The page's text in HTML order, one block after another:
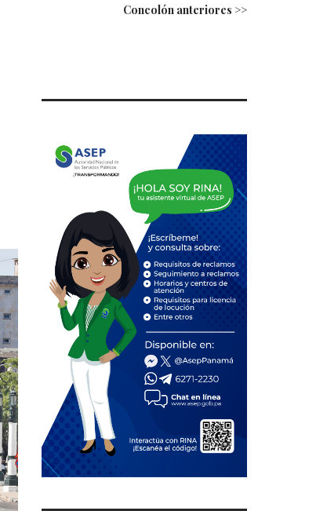
Concolón anteriores >>